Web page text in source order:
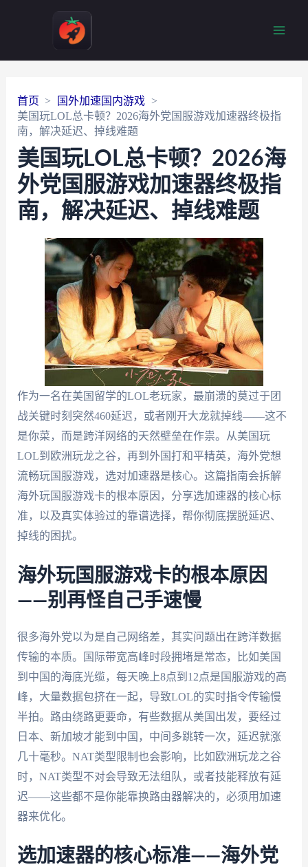
首页
国外加速国内游戏
美国玩LOL总卡顿？2026海外党国服游戏加速器终极指
南，解决延迟、掉线难题
美国玩LOL总卡顿？2026海
外党国服游戏加速器终极指
南，解决延迟、掉线难题
作为一名在美国留学的LOL老玩家，最崩溃的莫过于团
战关键时刻突然460延迟，或者刚开大龙就掉线——这不
是你菜，而是跨洋网络的天然壁垒在作祟。从美国玩
LOL到欧洲玩龙之谷，再到外国打和平精英，海外党想
流畅玩国服游戏，选对加速器是核心。这篇指南会拆解
海外玩国服游戏卡的根本原因，分享选加速器的核心标
准，以及真实体验过的靠谱选择，帮你彻底摆脱延迟、
掉线的困扰。
海外玩国服游戏卡的根本原因
——别再怪自己手速慢
很多海外党以为是自己网络差，其实问题出在跨洋数据
传输的本质。国际带宽高峰时段拥堵是常态，比如美国
到中国的海底光缆，每天晚上8点到12点是国服游戏的高
峰，大量数据包挤在一起，导致LOL的实时指令传输慢
半拍。路由绕路更要命，有些数据从美国出发，要经过
日本、新加坡才能到中国，中间多跳转一次，延迟就涨
几十毫秒。NAT类型限制也会影响，比如欧洲玩龙之谷
时，NAT类型不对会导致无法组队，或者技能释放有延
迟——这些都不是你能靠换路由器解决的，必须用加速
器来优化。
选加速器的核心标准——海外党